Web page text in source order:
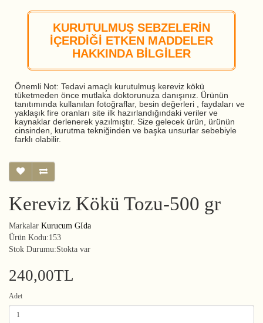
KURUTULMUŞ SEBZELERİN
İÇERDİĞİ ETKEN MADDELER
HAKKINDA BİLGİLER
Önemli Not: Tedavi amaçlı kurutulmuş kereviz kökü
tüketmeden önce mutlaka doktorunuza danışınız. Ürünün
tanıtımında kullanılan fotoğraflar, besin değerleri , faydaları ve
yaklaşık fire oranları site ilk hazırlandığındaki veriler ve
kaynaklar derlenerek yazılmıştır. Size gelecek ürün, ürünün
cinsinden, kurutma tekniğinden ve başka unsurlar sebebiyle
farklı olabilir.
Kereviz Kökü Tozu-500 gr
Markalar Kurucum GIda
Ürün Kodu:153
Stok Durumu:Stokta var
240,00TL
Adet